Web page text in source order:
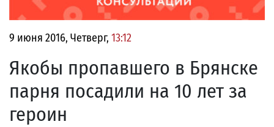
9 июня 2016, Четверг, 13:12
Якобы пропавшего в Брянске
парня посадили на 10 лет за
героин